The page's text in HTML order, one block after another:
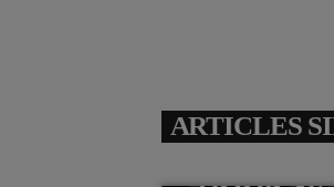
ARTICLES